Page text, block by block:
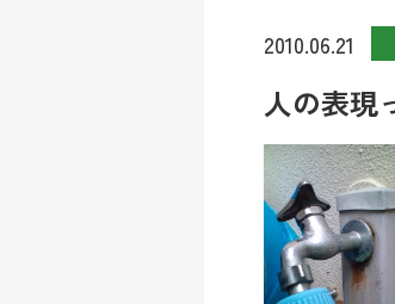
2010.06.21
人の表現